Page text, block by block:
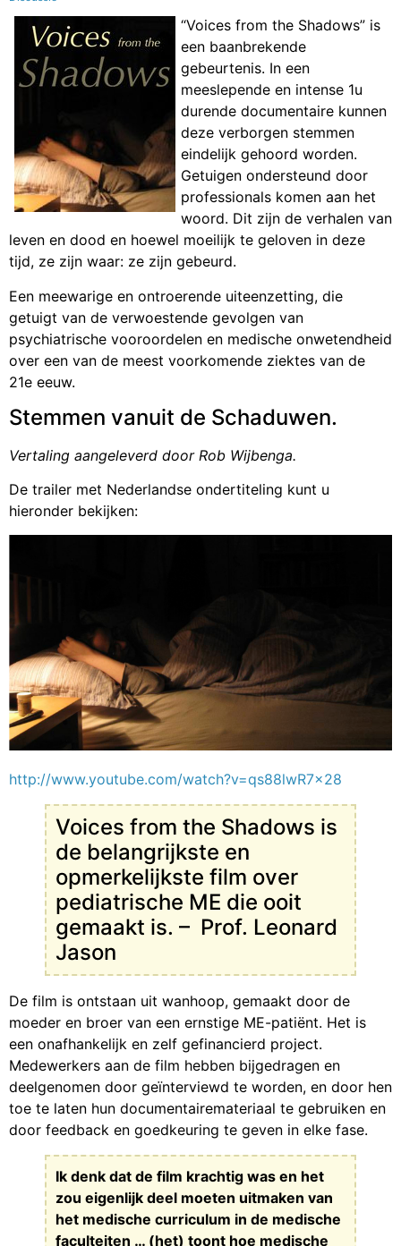
“Voices from the Shadows” is
een baanbrekende
gebeurtenis. In een
meeslepende en intense 1u
durende documentaire kunnen
deze verborgen stemmen
eindelijk gehoord worden.
Getuigen ondersteund door
professionals komen aan het
woord. Dit zijn de verhalen van
leven en dood en hoewel moeilijk te geloven in deze
tijd, ze zijn waar: ze zijn gebeurd.
Een meewarige en ontroerende uiteenzetting, die
getuigt van de verwoestende gevolgen van
psychiatrische vooroordelen en medische onwetendheid
over een van de meest voorkomende ziektes van de
21e eeuw.
Stemmen vanuit de Schaduwen.
Vertaling aangeleverd door Rob Wijbenga.
De trailer met Nederlandse ondertiteling kunt u
hieronder bekijken:
http://www.youtube.com/watch?v=qs88lwR7x28
Voices from the Shadows is
de belangrijkste en
opmerkelijkste film over
pediatrische ME die ooit
gemaakt is. – Prof. Leonard
Jason
De film is ontstaan uit wanhoop, gemaakt door de
moeder en broer van een ernstige ME-patiënt. Het is
een onafhankelijk en zelf gefinancierd project.
Medewerkers aan de film hebben bijgedragen en
deelgenomen door geïnterviewd te worden, en door hen
toe te laten hun documentairemateriaal te gebruiken en
door feedback en goedkeuring te geven in elke fase.
Ik denk dat de film krachtig was en het
zou eigenlijk deel moeten uitmaken van
het medische curriculum in de medische
faculteiten … (het) toont hoe medische